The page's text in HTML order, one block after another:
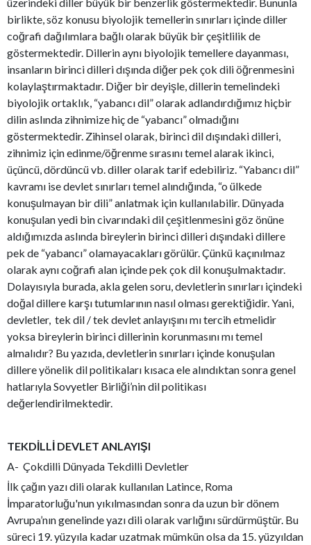
birlikte, söz konusu biyolojik temellerin sınırları içinde diller
coğrafi dağılımlara bağlı olarak büyük bir çeşitlilik de
göstermektedir. Dillerin aynı biyolojik temellere dayanması,
insanların birinci dilleri dışında diğer pek çok dili öğrenmesini
kolaylaştırmaktadır. Diğer bir deyişle, dillerin temelindeki
biyolojik ortaklık, “yabancı dil” olarak adlandırdığımız hiçbir
dilin aslında zihnimize hiç de “yabancı” olmadığını
göstermektedir. Zihinsel olarak, birinci dil dışındaki dilleri,
zihnimiz için edinme/öğrenme sırasını temel alarak ikinci,
üçüncü, dördüncü vb. diller olarak tarif edebiliriz. “Yabancı dil”
kavramı ise devlet sınırları temel alındığında, “o ülkede
konuşulmayan bir dili” anlatmak için kullanılabilir. Dünyada
konuşulan yedi bin civarındaki dil çeşitlenmesini göz önüne
aldığımızda aslında bireylerin birinci dilleri dışındaki dillere
pek de “yabancı” olamayacakları görülür. Çünkü kaçınılmaz
olarak aynı coğrafi alan içinde pek çok dil konuşulmaktadır.
Dolayısıyla burada, akla gelen soru, devletlerin sınırları içindeki
doğal dillere karşı tutumlarının nasıl olması gerektiğidir. Yani,
devletler, tek dil / tek devlet anlayışını mı tercih etmelidir
yoksa bireylerin birinci dillerinin korunmasını mı temel
almalıdır? Bu yazıda, devletlerin sınırları içinde konuşulan
dillere yönelik dil politikaları kısaca ele alındıktan sonra genel
hatlarıyla Sovyetler Birliği’nin dil politikası
değerlendirilmektedir.
TEKDİLLİ DEVLET ANLAYIŞI
A- Çokdilli Dünyada Tekdilli Devletler
İlk çağın yazı dili olarak kullanılan Latince, Roma
İmparatorluğu'nun yıkılmasından sonra da uzun bir dönem
Avrupa’nın genelinde yazı dili olarak varlığını sürdürmüştür. Bu
süreci 19. yüzyıla kadar uzatmak mümkün olsa da 15. yüzyıldan